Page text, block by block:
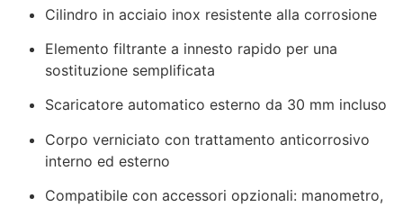
Cilindro in acciaio inox resistente alla corrosione
Elemento filtrante a innesto rapido per una
sostituzione semplificata
Scaricatore automatico esterno da 30 mm incluso
Corpo verniciato con trattamento anticorrosivo
interno ed esterno
Compatibile con accessori opzionali: manometro,